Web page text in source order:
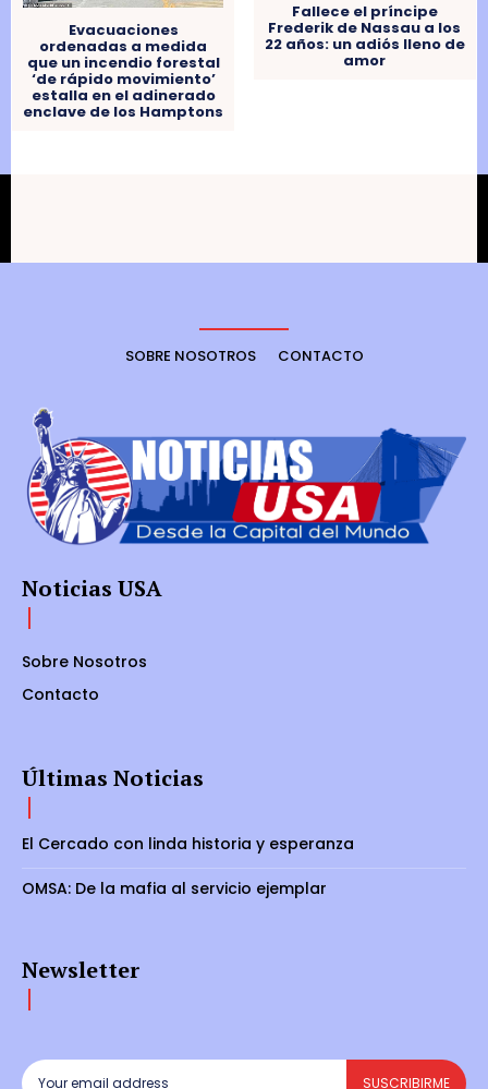
Evacuaciones
ordenadas a medida
que un incendio forestal
‘de rápido movimiento’
estalla en el adinerado
enclave de los Hamptons
Fallece el príncipe
Frederik de Nassau a los
22 años: un adiós lleno de
amor
SOBRE NOSOTROS CONTACTO
Noticias USA
Sobre Nosotros
Contacto
Últimas Noticias
El Cercado con linda historia y esperanza
OMSA: De la mafia al servicio ejemplar
Newsletter
SUSCRIBIRME